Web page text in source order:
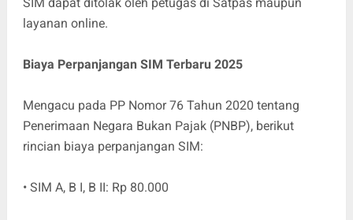
layanan online.
Biaya Perpanjangan SIM Terbaru 2025
Mengacu pada PP Nomor 76 Tahun 2020 tentang
Penerimaan Negara Bukan Pajak (PNBP), berikut
rincian biaya perpanjangan SIM:
• SIM A, B I, B II: Rp 80.000